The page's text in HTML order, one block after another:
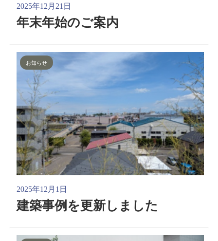
2025年12月21日
年末年始のご案内
お知らせ
2025年12月1日
建築事例を更新しました